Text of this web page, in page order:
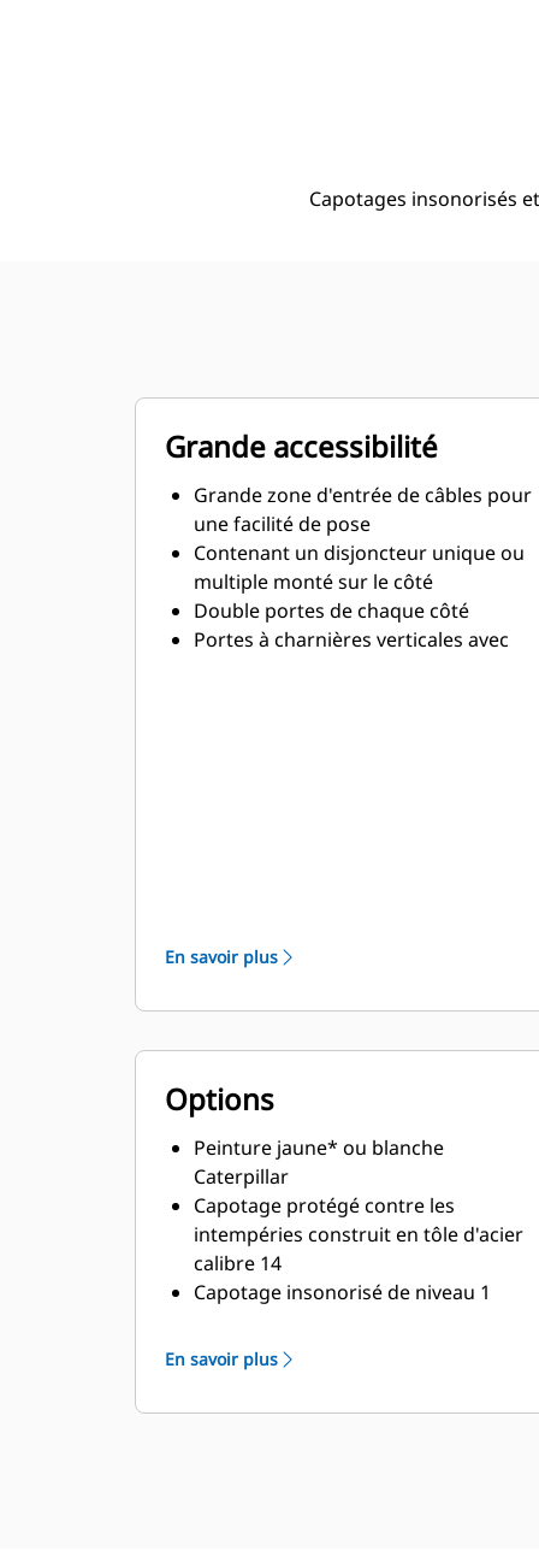
Capotages insonorisés
Grande accessibilité
Grande zone d'entrée de câbles pour
une facilité de pose
Contenant un disjoncteur unique ou
multiple monté sur le côté
Double portes de chaque côté
Portes à charnières verticales avec
En savoir plus
Options
Peinture jaune* ou blanche
Caterpillar
Capotage protégé contre les
intempéries construit en tôle d'acier
calibre 14
Capotage insonorisé de niveau 1
Capotage insonorisé de niveau 2
construit en tôle d'acier calibre 14
Capotage insonorisé construit en
En savoir plus